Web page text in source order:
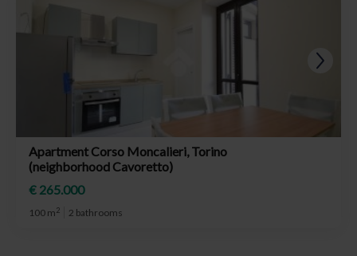
Apartment Corso Moncalieri, Torino
(neighborhood Cavoretto)
€ 265.000
100 m2 2 bathrooms